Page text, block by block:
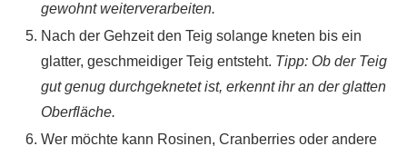
gewohnt weiterverarbeiten.
Nach der Gehzeit den Teig solange kneten bis ein
glatter, geschmeidiger Teig entsteht. Tipp: Ob der Teig
gut genug durchgeknetet ist, erkennt ihr an der glatten
Oberfläche.
Wer möchte kann Rosinen, Cranberries oder andere